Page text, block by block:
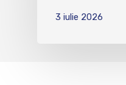
3 iulie 2026